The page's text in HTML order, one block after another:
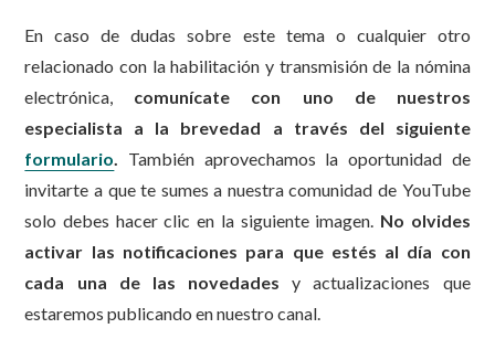
En caso de dudas sobre este tema o cualquier otro
relacionado con la habilitación y transmisión de la nómina
electrónica, comunícate con uno de nuestros
especialista a la brevedad a través del siguiente
formulario. También aprovechamos la oportunidad de
invitarte a que te sumes a nuestra comunidad de YouTube
solo debes hacer clic en la siguiente imagen. No olvides
activar las notificaciones para que estés al día con
cada una de las novedades y actualizaciones que
estaremos publicando en nuestro canal.